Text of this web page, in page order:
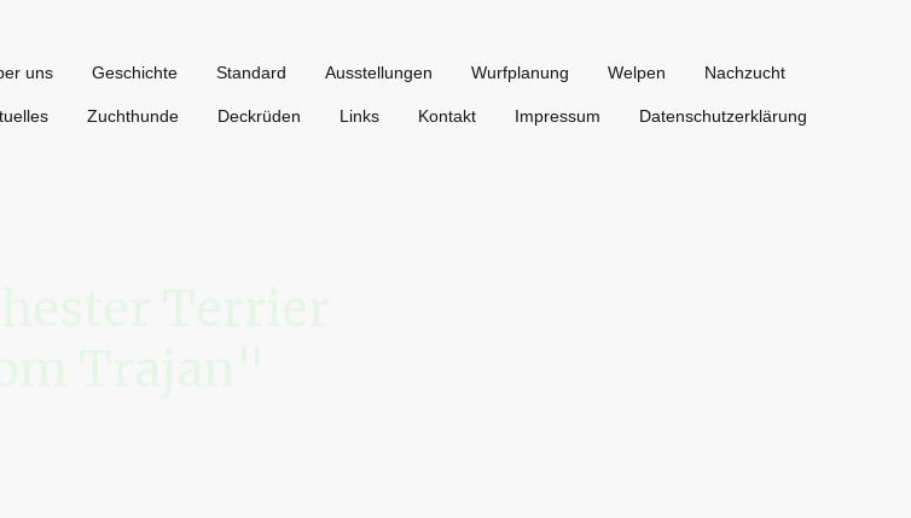
uns Geschichte Standard Ausstellungen Wurfplanung Welpen Nachzucht
Zuchthunde Deckrüden Links Kontakt Impressum Datenschutzerklärung